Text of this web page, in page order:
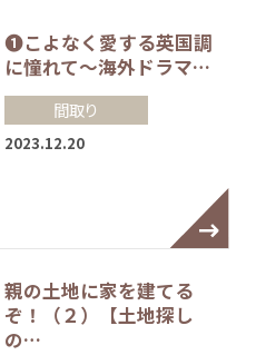
❶こよなく愛する英国調
に憧れて～海外ドラマ…
間取り
2023.12.20
親の土地に家を建てる
ぞ！（２）【土地探し
の…